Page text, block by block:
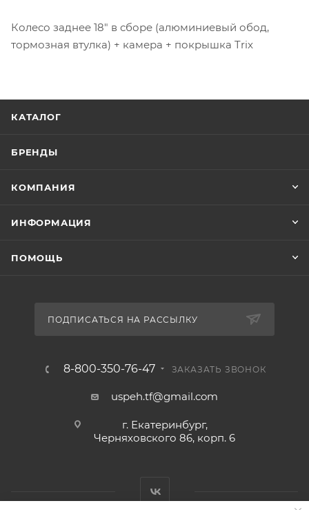
Колесо заднее 18" в сборе (алюминиевый обод,
тормозная втулка) + камера + покрышка Trix
КАТАЛОГ
БРЕНДЫ
КОМПАНИЯ
ИНФОРМАЦИЯ
ПОМОЩЬ
ПОДПИСАТЬСЯ НА РАССЫЛКУ
8-800-350-76-47 ЗАКАЗАТЬ ЗВОНОК
uspeh.tf@gmail.com
г. Екатеринбург,
Черняховского 86, корп. 6​